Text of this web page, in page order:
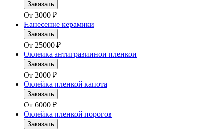
Заказать
От 3000 ₽
Нанесение керамики
Заказать
От 25000 ₽
Оклейка антигравийной пленкой
Заказать
От 2000 ₽
Оклейка пленкой капота
Заказать
От 6000 ₽
Оклейка пленкой порогов
Заказать